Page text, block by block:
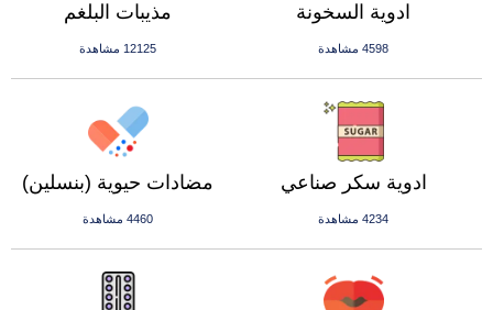
مذيبات البلغم
12125 مشاهدة
ادوية السخونة
4598 مشاهدة
مضادات حيوية (بنسلين)
4460 مشاهدة
ادوية سكر صناعي
4234 مشاهدة